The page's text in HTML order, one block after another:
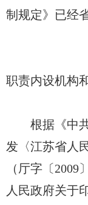
制规定》已经
江苏
职责内设机构
根据《中共
发〈江苏省人
（厅字〔
人民政府关于